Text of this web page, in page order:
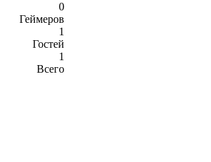
0
Геймеров
1
Гостей
1
Всего